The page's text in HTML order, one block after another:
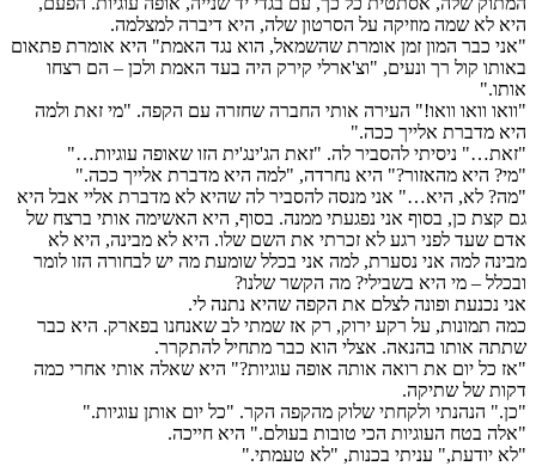
היא לא שמה מוזיקה על הסרטון שלה, היא דיברה למצלמה.
"אני כבר המון זמן אומרת שהשמאל, הוא נגד האמת" היא אומרת פתאום
באותו קול רך ונעים, "וצ'ארלי קירק היה בעד האמת ולכן – הם רצחו
אותו."
"וואו וואו וואו!" העירה אותי החברה שחזרה עם הקפה. "מי זאת ולמה
היא מדברת אלייך ככה."
"זאת…" ניסיתי להסביר לה. "זאת הג'ינג'ית הזו שאופה עוגיות…"
"מי? היא מהאזור?" היא נחרדה, "למה היא מדברת אלייך ככה."
"מה? לא, היא…" אני מנסה להסביר לה שהיא לא מדברת אליי אבל היא
גם קצת כן, בסוף אני נפגעתי ממנה. בסוף, היא האשימה אותי ברצח של
אדם שעד לפני רגע לא זכרתי את השם שלו. היא לא מבינה, היא לא
מבינה למה אני נסערת, למה אני בכלל שומעת מה יש לבחורה הזו לומר
ובכלל – מי היא בשבילי? מה הקשר שלנו?
אני נכנעת ופונה לצלם את הקפה שהיא נתנה לי.
כמה תמונות, על רקע ירוק, רק אז שמתי לב שאנחנו בפארק. היא כבר
שתתה אותו בהנאה. אצלי הוא כבר מתחיל להתקרר.
"אז כל יום את רואה אותה אופה עוגיות?" היא שאלה אותי אחרי כמה
דקות של שתיקה.
"כן." הנהנתי ולקחתי שלוק מהקפה הקר. "כל יום אותן עוגיות."
"אלה בטח העוגיות הכי טובות בעולם." היא חייכה.
"לא יודעת," עניתי בכנות, "לא טעמתי."